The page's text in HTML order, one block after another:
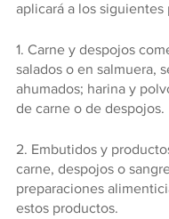
aplicará a los siguientes
1. Carne y despojos
salados o en salmuera,
ahumados; harina y
de carne o de despojos.
2. Embutidos y
carne, despojos o
preparaciones
estos productos.